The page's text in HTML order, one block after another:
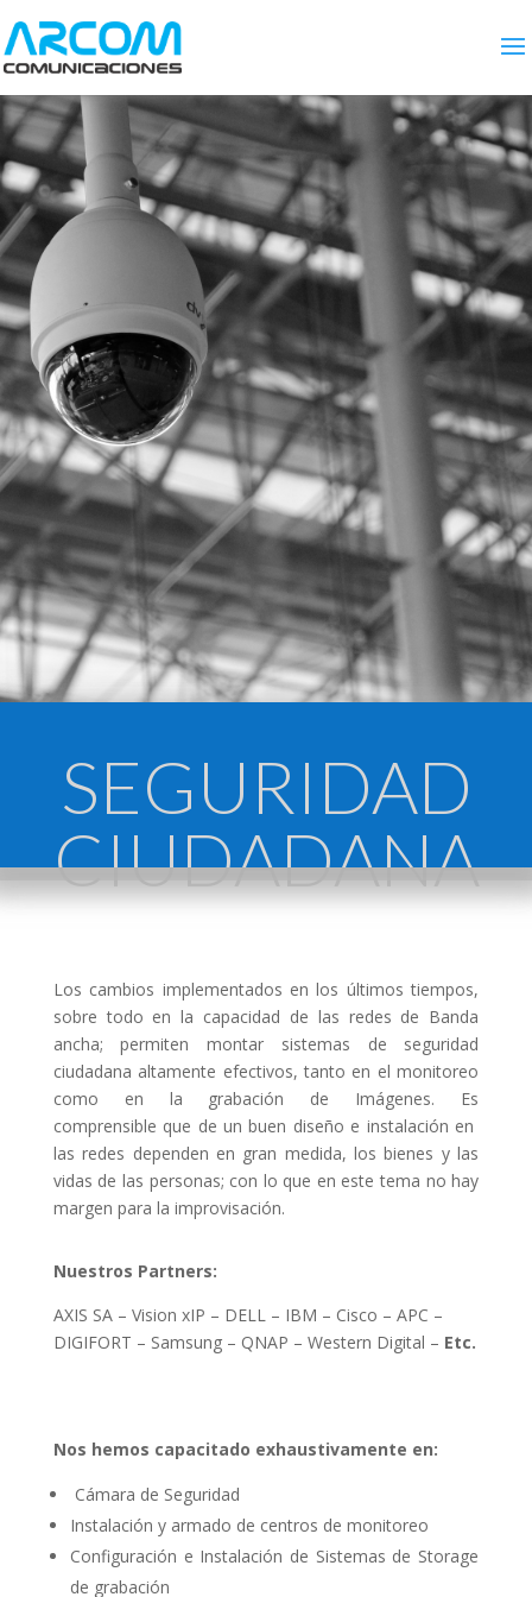
SEGURIDAD
CIUDADANA
Los cambios implementados en los últimos tiempos,
sobre todo en la capacidad de las redes de Banda
ancha; permiten montar sistemas de seguridad
ciudadana altamente efectivos, tanto en el monitoreo
como en la grabación de Imágenes. Es
comprensible que de un buen diseño e instalación en
las redes dependen en gran medida, los bienes y las
vidas de las personas; con lo que en este tema no hay
margen para la improvisación.
Nuestros Partners:
AXIS SA – Vision xIP – DELL – IBM – Cisco – APC –
DIGIFORT – Samsung – QNAP – Western Digital – Etc.
Nos hemos capacitado exhaustivamente en:
Cámara de Seguridad
Instalación y armado de centros de monitoreo
Configuración e Instalación de Sistemas de Storage
de grabación